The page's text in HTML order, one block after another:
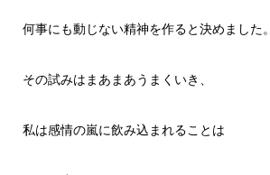
何事にも動じない精神を作ると決めました。
その試みはまあまあうまくいき、
私は感情の嵐に飲み込まれることは